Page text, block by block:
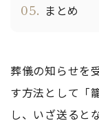
05. まとめ
葬儀の知らせを
す方法として「
し、いざ送ると